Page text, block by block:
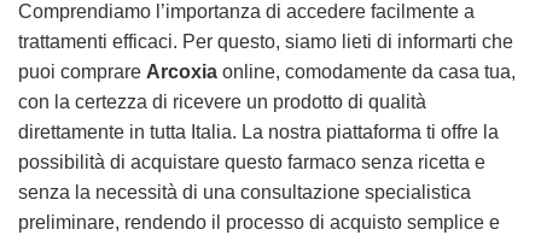
Comprendiamo l’importanza di accedere facilmente a
trattamenti efficaci. Per questo, siamo lieti di informarti che
puoi comprare Arcoxia online, comodamente da casa tua,
con la certezza di ricevere un prodotto di qualità
direttamente in tutta Italia. La nostra piattaforma ti offre la
possibilità di acquistare questo farmaco senza ricetta e
senza la necessità di una consultazione specialistica
preliminare, rendendo il processo di acquisto semplice e